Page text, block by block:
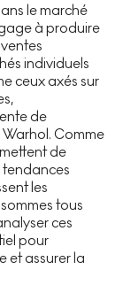
le marché
à produire
individuels
ceux axés sur
de
Comme
de
les
tous
ces
pour
et assurer la